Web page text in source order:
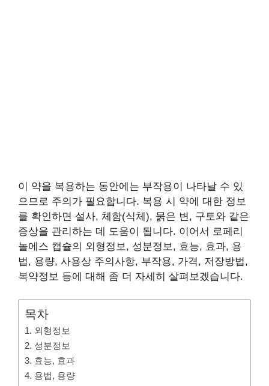
이 약을 복용하는 동안에는 부작용이 나타날 수 있
으므로 주의가 필요합니다. 복용 시 약에 대한 정보
를 확인하면 설사, 체함(식체), 묽은 변, 구토와 같은
증상을 관리하는 데 도움이 됩니다. 이어서 로페리
놀에스 캡슐의 외형정보, 성분정보, 효능, 효과, 용
법, 용량, 사용상 주의사항, 부작용, 가격, 저장방법,
복약정보 등에 대해 좀 더 자세히 살펴보겠습니다.
목차
1. 외형정보
2. 성분정보
3. 효능, 효과
4. 용법, 용량